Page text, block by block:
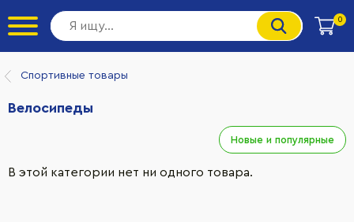
0
Спортивные товары
Велосипеды
Новые и популярные
В этой категории нет ни одного товара.